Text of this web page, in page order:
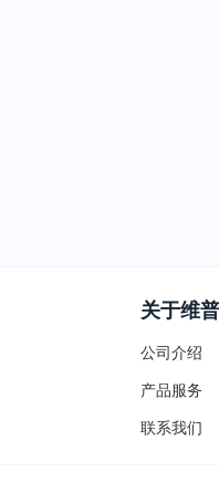
关于维普
公司介绍
产品服务
联系我们